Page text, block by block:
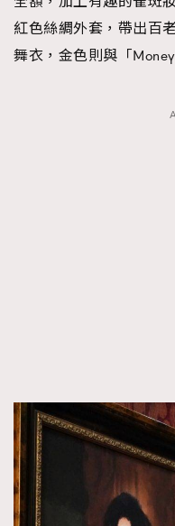
紅色絲綢外套，帶出百
舞衣，金色則與「